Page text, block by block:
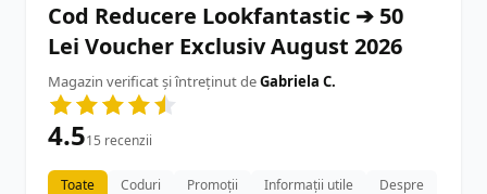
Cod Reducere Lookfantastic ➔ 50
Lei Voucher Exclusiv August 2026
Magazin verificat și întreținut deGabriela C.
4.515 recenzii
Toate Coduri Promoții Informații utile
Despre